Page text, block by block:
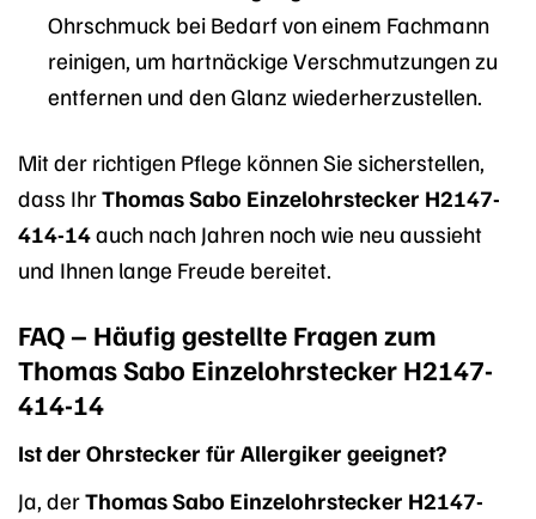
Ohrschmuck bei Bedarf von einem Fachmann
reinigen, um hartnäckige Verschmutzungen zu
entfernen und den Glanz wiederherzustellen.
Mit der richtigen Pflege können Sie sicherstellen,
dass IhrThomas Sabo Einzelohrstecker H2147-
414-14auch nach Jahren noch wie neu aussieht
und Ihnen lange Freude bereitet.
FAQ – Häufig gestellte Fragen zum
Thomas Sabo Einzelohrstecker H2147-
414-14
Ist der Ohrstecker für Allergiker geeignet?
Ja, derThomas Sabo Einzelohrstecker H2147-